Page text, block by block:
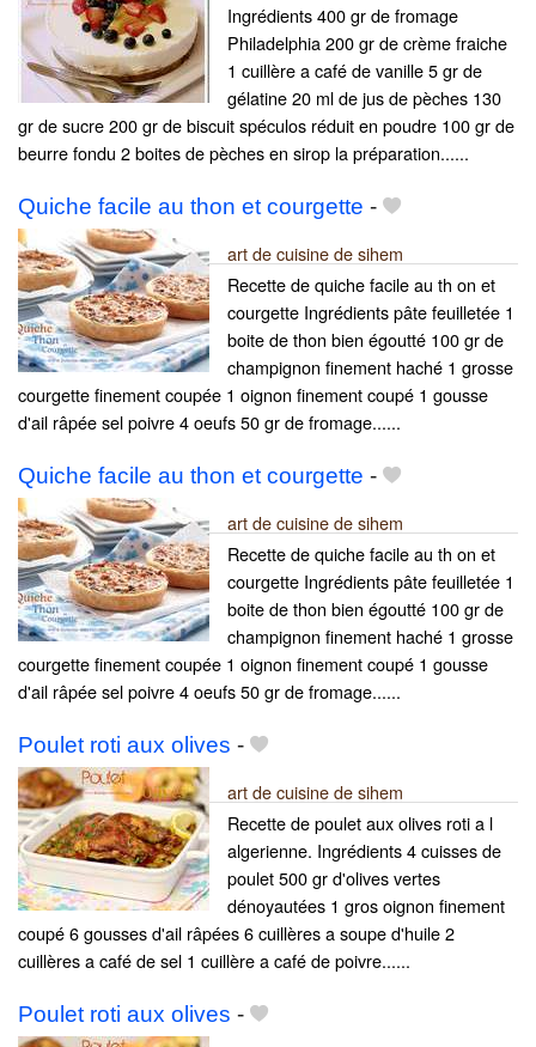
Ingrédients 400 gr de fromage
Philadelphia 200 gr de crème fraiche
1 cuillère a café de vanille 5 gr de
gélatine 20 ml de jus de pèches 130
gr de sucre 200 gr de biscuit spéculos réduit en poudre 100 gr de
beurre fondu 2 boites de pèches en sirop la préparation......
Quiche facile au thon et courgette -
art de cuisine de sihem
Recette de quiche facile au th on et
courgette Ingrédients pâte feuilletée 1
boite de thon bien égoutté 100 gr de
champignon finement haché 1 grosse
courgette finement coupée 1 oignon finement coupé 1 gousse
d'ail râpée sel poivre 4 oeufs 50 gr de fromage......
Quiche facile au thon et courgette -
art de cuisine de sihem
Recette de quiche facile au th on et
courgette Ingrédients pâte feuilletée 1
boite de thon bien égoutté 100 gr de
champignon finement haché 1 grosse
courgette finement coupée 1 oignon finement coupé 1 gousse
d'ail râpée sel poivre 4 oeufs 50 gr de fromage......
Poulet roti aux olives -
art de cuisine de sihem
Recette de poulet aux olives roti a l
algerienne. Ingrédients 4 cuisses de
poulet 500 gr d'olives vertes
dénoyautées 1 gros oignon finement
coupé 6 gousses d'ail râpées 6 cuillères a soupe d'huile 2
cuillères a café de sel 1 cuillère a café de poivre......
Poulet roti aux olives -